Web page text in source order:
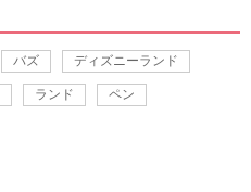
バズ ディズニーランド
ランド ペン